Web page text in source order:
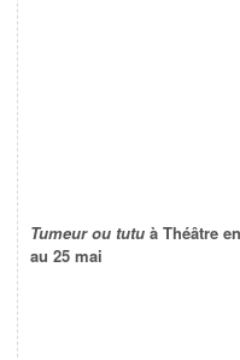
Tumeur ou tutu à Théâtre
au 25 mai